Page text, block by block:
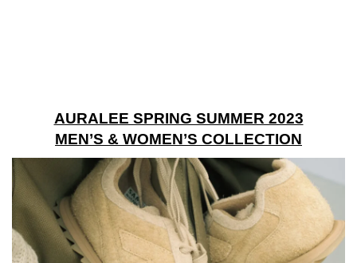
AURALEE SPRING SUMMER 2023
MEN’S & WOMEN’S COLLECTION